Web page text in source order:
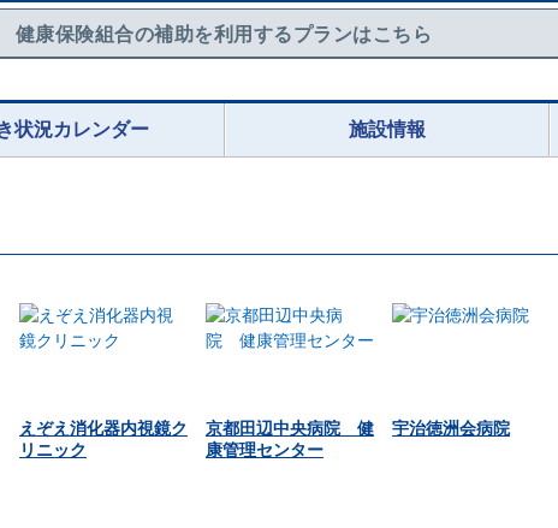
健康保険組合の補助を利用するプランはこちら
状況カレンダー 施設情報
えぞえ消化器内視鏡ク
リニック
京都田辺中央病院 健
康管理センター
宇治徳洲会病院